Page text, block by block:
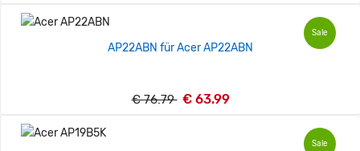
Sale
AP22ABN für Acer AP22ABN
€ 76.79 € 63.99
Sale